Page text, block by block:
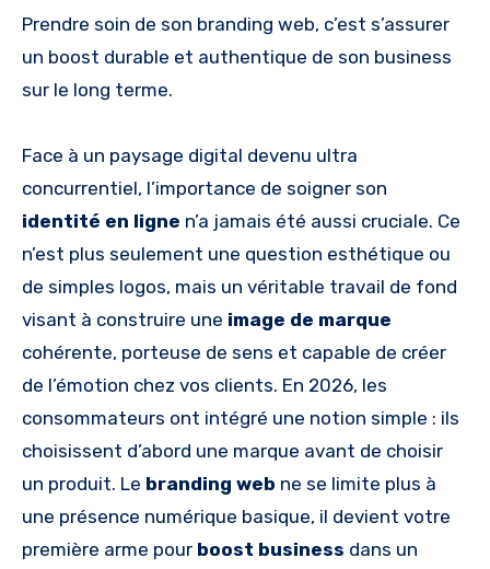
Prendre soin de son branding web, c’est s’assurer
un boost durable et authentique de son business
sur le long terme.
Face à un paysage digital devenu ultra
concurrentiel, l’importance de soigner son
identité en ligne n’a jamais été aussi cruciale. Ce
n’est plus seulement une question esthétique ou
de simples logos, mais un véritable travail de fond
visant à construire une image de marque
cohérente, porteuse de sens et capable de créer
de l’émotion chez vos clients. En 2026, les
consommateurs ont intégré une notion simple : ils
choisissent d’abord une marque avant de choisir
un produit. Le branding web ne se limite plus à
une présence numérique basique, il devient votre
première arme pour boost business dans un